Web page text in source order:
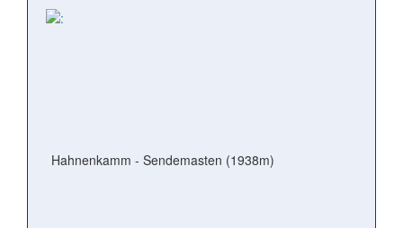
Hahnenkamm - Sendemasten (1938m)